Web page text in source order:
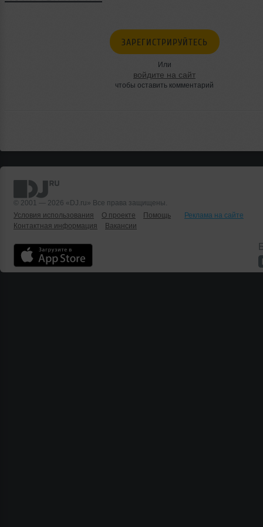
ЗАРЕГИСТРИРУЙТЕСЬ
Или
войдите на сайт
чтобы оставить комментарий
© 2001 — 2026 «DJ.ru» Все права защищены.
Условия использования
О проекте Помощь
Реклама на сайте
Контактная информация
Вакансии